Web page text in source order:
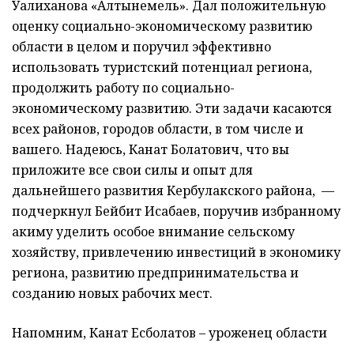
Уалиханова «Алтынемель». Дал положительную
оценку социально-экономическому развитию
области в целом и поручил эффективно
использовать туристский потенциал региона,
продолжить работу по социально-
экономическому развитию. Эти задачи касаются
всех районов, городов области, в том числе и
вашего. Надеюсь, Канат Болатович, что вы
приложите все свои силы и опыт для
дальнейшего развития Кербулакского района, —
подчеркнул Бейбит Исабаев, поручив избранному
акиму уделить особое внимание сельскому
хозяйству, привлечению инвестиций в экономику
региона, развитию предпринимательства и
созданию новых рабочих мест.
Напомним, Канат Есболатов – уроженец области